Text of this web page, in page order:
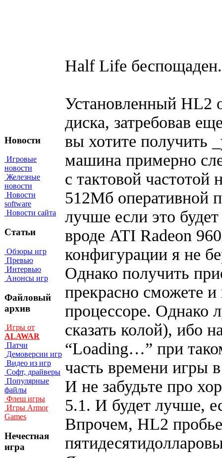
Новости
Игровые
новости
Железные
новости
Новости
software
Новости сайта
Статьи
Обзоры игр
Превью
Интервью
Анонсы игр
Файловый
архив
Игры от
ALAWAR
Патчи
Демоверсии игр
Видео из игр
Софт, драйверы
Популярные
файлы
Флеш игры
Игры Armor
Games
Нечестная
игра
Half Life беспощаден.
Установленный HL2
диска, затребовав
вы хотите получить
машина примерно
с тактовой
512Мб оперативной
лучше если это
вроде ATI Radeon
конфигурации я не
Однако получить
прекрасно сможете
процессоре. Однако
сказать колой), ибо
“Loading…” при
часть времени игры
И не забудьте про
5.1. И будет лучше,
Впрочем, HL2